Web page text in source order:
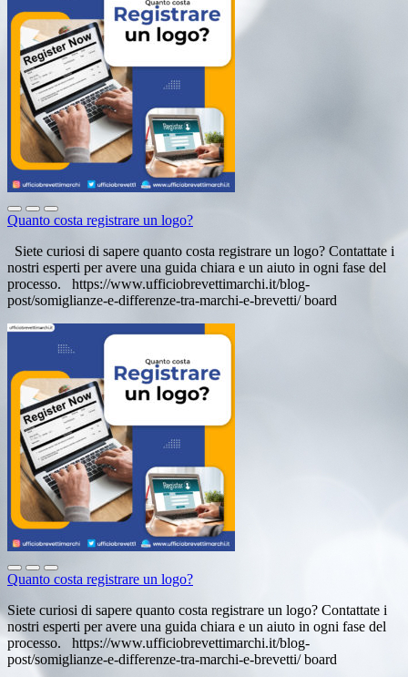
Quanto costa registrare un logo?
Siete curiosi di sapere quanto costa registrare un logo? Contattate i
nostri esperti per avere una guida chiara e un aiuto in ogni fase del
processo. https://www.ufficiobrevettimarchi.it/blog-
post/somiglianze-e-differenze-tra-marchi-e-brevetti/ board
Quanto costa registrare un logo?
Siete curiosi di sapere quanto costa registrare un logo? Contattate i
nostri esperti per avere una guida chiara e un aiuto in ogni fase del
processo. https://www.ufficiobrevettimarchi.it/blog-
post/somiglianze-e-differenze-tra-marchi-e-brevetti/ board